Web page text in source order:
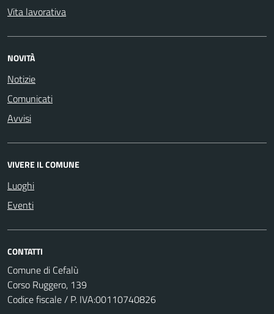
Vita lavorativa
NOVITÀ
Notizie
Comunicati
Avvisi
VIVERE IL COMUNE
Luoghi
Eventi
CONTATTI
Comune di Cefalù
Corso Ruggero, 139
Codice fiscale / P. IVA:00110740826